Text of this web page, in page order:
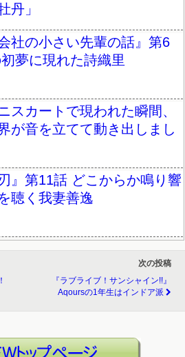
丹」
社の小さい先輩の話』第6
夢に現れた詩織里
スカートで現われた瞬間、
が音を立てて動き出しまし
』第11話 どこからか鳴り響
聴く我妻善逸
次の投稿
『ラブライブ！サンシャイン!!』
Aqoursの1年生はインドア派